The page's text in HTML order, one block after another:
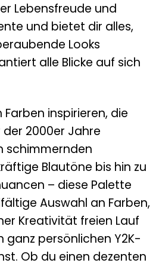
Lebensfreude und
und bietet dir alles,
Looks
alle Blicke auf sich
inspirieren, die
2000er Jahre
schimmernden
Blautöne bis hin zu
– diese Palette
Auswahl an Farben,
Kreativität freien Lauf
ganz persönlichen Y2K-
Ob du einen dezenten